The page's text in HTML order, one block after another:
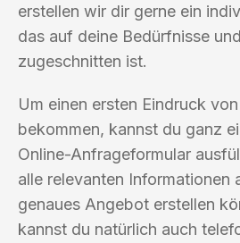
erstellen wir dir gerne ein
das auf deine Bedürfnisse
zugeschnitten ist.
Um einen ersten Eindruck
bekommen, kannst du ganz
Online-Anfrageformular
alle relevanten Informationen
genaues Angebot erstellen
kannst du natürlich auch